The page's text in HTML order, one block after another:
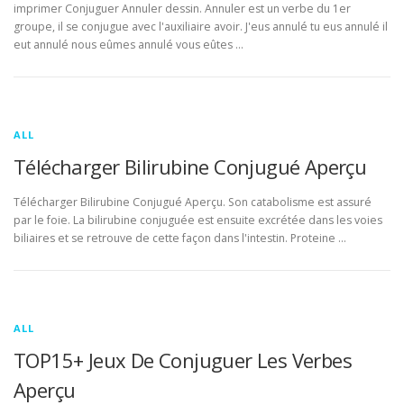
imprimer Conjuguer Annuler dessin. Annuler est un verbe du 1er
groupe, il se conjugue avec l'auxiliaire avoir. J'eus annulé tu eus annulé il
eut annulé nous eûmes annulé vous eûtes …
ALL
Télécharger Bilirubine Conjugué Aperçu
Télécharger Bilirubine Conjugué Aperçu. Son catabolisme est assuré
par le foie. La bilirubine conjuguée est ensuite excrétée dans les voies
biliaires et se retrouve de cette façon dans l'intestin. Proteine …
ALL
TOP15+ Jeux De Conjuguer Les Verbes
Aperçu